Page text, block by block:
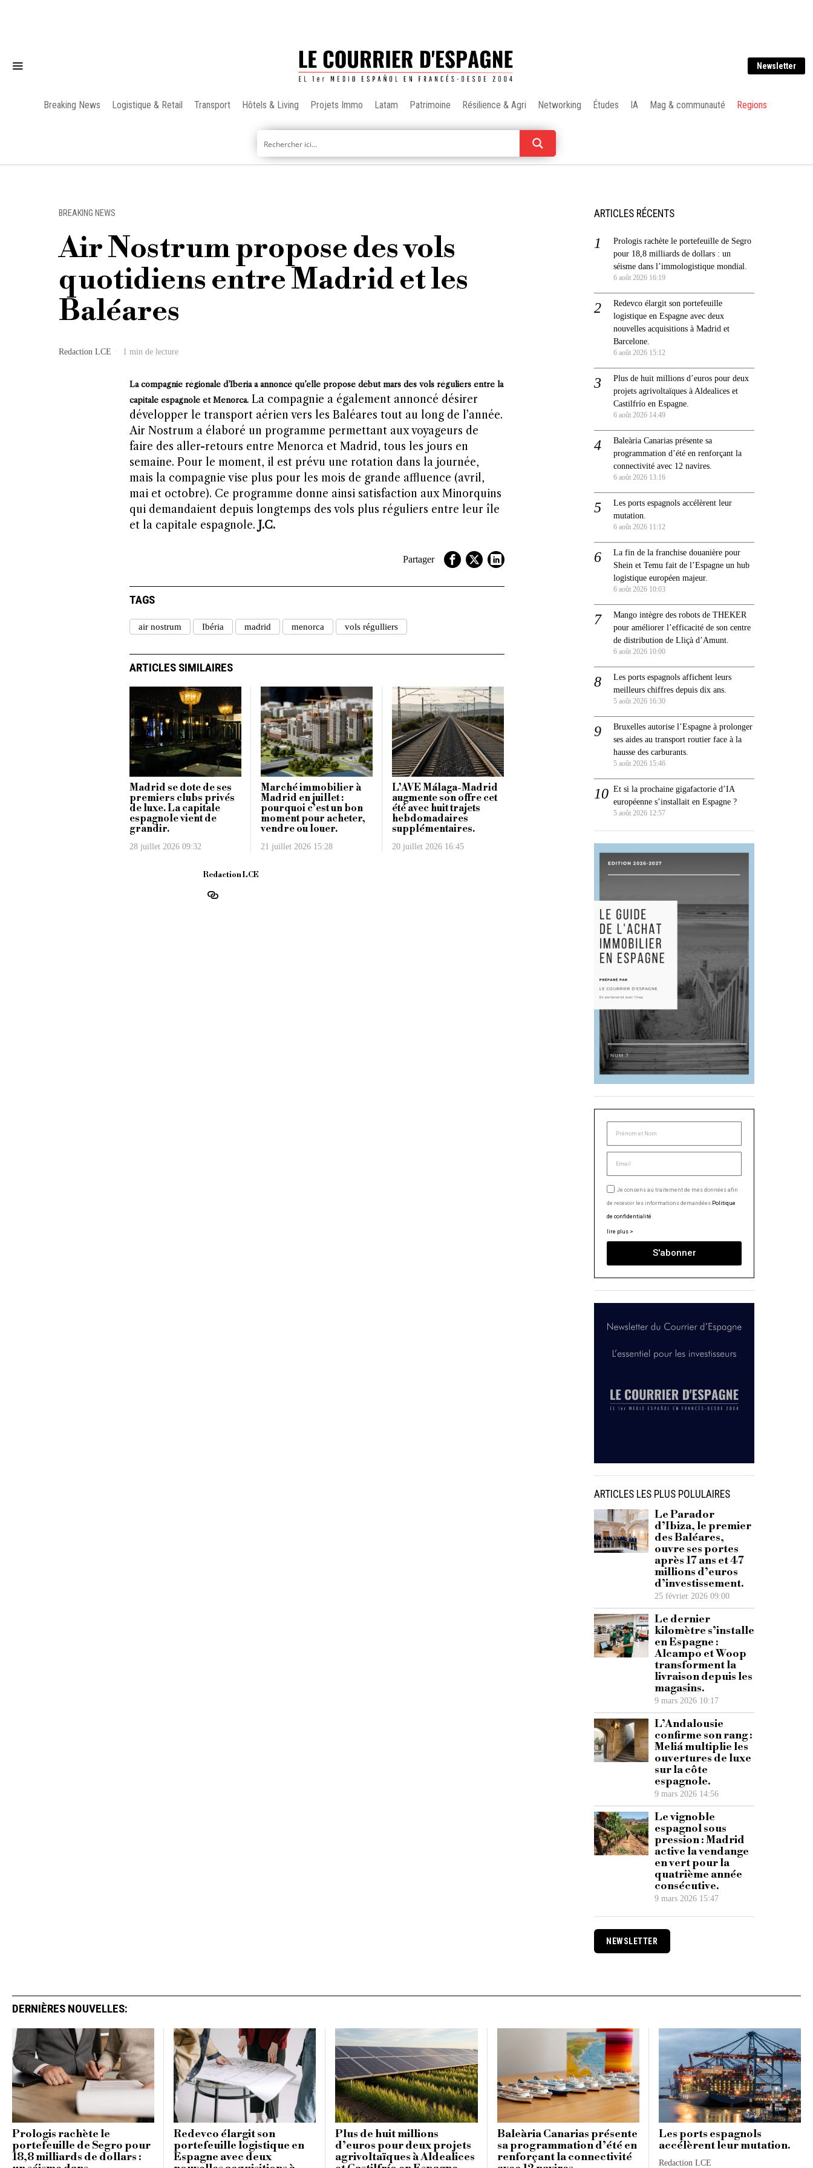
Newsletter
Breaking News Logistique & Retail Transport Hôtels & Living Projets Immo Latam Patrimoine Résilience & Agri Networking Études IA Mag & communauté Regions
BREAKING NEWS
Air Nostrum propose des vols
quotidiens entre Madrid et les
Baléares
Redaction LCE 1 min de lecture
La compagnie régionale d’Iberia a annoncé qu’elle propose début mars des vols réguliers entre la
capitale espagnole et Menorca.La compagnie a également annoncé désirer
développer le transport aérien vers les Baléares tout au long de l’année.
Air Nostrum a élaboré un programme permettant aux voyageurs de
faire des aller-retours entre Menorca et Madrid, tous les jours en
semaine. Pour le moment, il est prévu une rotation dans la journée,
mais la compagnie vise plus pour les mois de grande affluence (avril,
mai et octobre). Ce programme donne ainsi satisfaction aux Minorquins
qui demandaient depuis longtemps des vols plus réguliers entre leur île
et la capitale espagnole. J.C.
Partager
TAGS
air nostrum Ibéria madrid menorca vols régulliers
ARTICLES SIMILAIRES
Madrid se dote de ses
premiers clubs privés
de luxe. La capitale
espagnole vient de
grandir.
28 juillet 2026 09:32
Marché immobilier à
Madrid en juillet :
pourquoi c’est un bon
moment pour acheter,
vendre ou louer.
21 juillet 2026 15:28
L’AVE Málaga-Madrid
augmente son offre cet
été avec huit trajets
hebdomadaires
supplémentaires.
20 juillet 2026 16:45
Redaction LCE
ARTICLES RÉCENTS
Prologis rachète le portefeuille de Segro
pour 18,8 milliards de dollars : un
séisme dans l’immologistique mondial.
6 août 2026 16:19
Redevco élargit son portefeuille
logistique en Espagne avec deux
nouvelles acquisitions à Madrid et
Barcelone.
6 août 2026 15:12
Plus de huit millions d’euros pour deux
projets agrivoltaïques à Aldealices et
Castilfrío en Espagne.
6 août 2026 14:49
Baleària Canarias présente sa
programmation d’été en renforçant la
connectivité avec 12 navires.
6 août 2026 13:16
Les ports espagnols accélèrent leur
mutation.
6 août 2026 11:12
La fin de la franchise douanière pour
Shein et Temu fait de l’Espagne un hub
logistique européen majeur.
6 août 2026 10:03
Mango intègre des robots de THEKER
pour améliorer l’efficacité de son centre
de distribution de Lliçà d’Amunt.
6 août 2026 10:00
Les ports espagnols affichent leurs
meilleurs chiffres depuis dix ans.
5 août 2026 16:30
Bruxelles autorise l’Espagne à prolonger
ses aides au transport routier face à la
hausse des carburants.
5 août 2026 15:46
Et si la prochaine gigafactorie d’IA
européenne s’installait en Espagne ?
5 août 2026 12:57
Je consens au traitement de mes données afin
de recevoir les informations demandées. Politique
de confidentialité
lire plus >
S'abonner
ARTICLES LES PLUS POLULAIRES
Le Parador
d’Ibiza, le premier
des Baléares,
ouvre ses portes
après 17 ans et 47
millions d’euros
d’investissement.
25 février 2026 09:00
Le dernier
kilomètre s’installe
en Espagne :
Alcampo et Woop
transforment la
livraison depuis les
magasins.
9 mars 2026 10:17
L’Andalousie
confirme son rang :
Meliá multiplie les
ouvertures de luxe
sur la côte
espagnole.
9 mars 2026 14:56
Le vignoble
espagnol sous
pression : Madrid
active la vendange
en vert pour la
quatrième année
consécutive.
9 mars 2026 15:47
NEWSLETTER
DERNIÈRES NOUVELLES:
Prologis rachète le
portefeuille de Segro pour
18,8 milliards de dollars :
Redevco élargit son
portefeuille logistique en
Espagne avec deux
Plus de huit millions
d’euros pour deux projets
agrivoltaïques à Aldealices
Baleària Canarias présente
sa programmation d’été en
renforçant la connectivité
Les ports espagnols
accélèrent leur mutation.
Redaction LCE